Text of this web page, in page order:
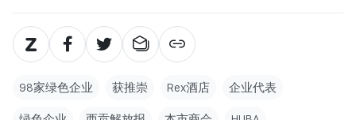
98家绿色企业 获推崇 Rex酒店 企业代表